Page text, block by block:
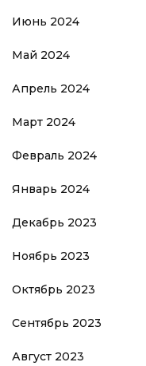
Июнь 2024
Май 2024
Апрель 2024
Март 2024
Февраль 2024
Январь 2024
Декабрь 2023
Ноябрь 2023
Октябрь 2023
Сентябрь 2023
Август 2023